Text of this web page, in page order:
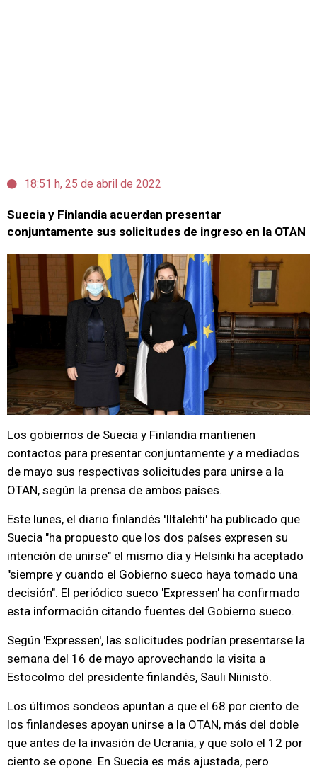
18:51 h, 25 de abril de 2022
Suecia y Finlandia acuerdan presentar
conjuntamente sus solicitudes de ingreso en la OTAN
Los gobiernos de Suecia y Finlandia mantienen
contactos para presentar conjuntamente y a mediados
de mayo sus respectivas solicitudes para unirse a la
OTAN, según la prensa de ambos países.
Este lunes, el diario finlandés 'Iltalehti' ha publicado que
Suecia "ha propuesto que los dos países expresen su
intención de unirse" el mismo día y Helsinki ha aceptado
"siempre y cuando el Gobierno sueco haya tomado una
decisión". El periódico sueco 'Expressen' ha confirmado
esta información citando fuentes del Gobierno sueco.
Según 'Expressen', las solicitudes podrían presentarse la
semana del 16 de mayo aprovechando la visita a
Estocolmo del presidente finlandés, Sauli Niinistö.
Los últimos sondeos apuntan a que el 68 por ciento de
los finlandeses apoyan unirse a la OTAN, más del doble
que antes de la invasión de Ucrania, y que solo el 12 por
ciento se opone. En Suecia es más ajustada, pero